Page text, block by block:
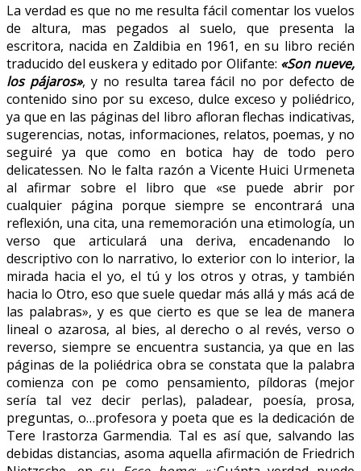
La verdad es que no me resulta fácil comentar los vuelos
de altura, mas pegados al suelo, que presenta la
escritora, nacida en Zaldibia en 1961, en su libro recién
traducido del euskera y editado por Olifante: «Son nueve,
los pájaros», y no resulta tarea fácil no por defecto de
contenido sino por su exceso, dulce exceso y poliédrico,
ya que en las páginas del libro afloran flechas indicativas,
sugerencias, notas, informaciones, relatos, poemas, y no
seguiré ya que como en botica hay de todo pero
delicatessen. No le falta razón a Vicente Huici Urmeneta
al afirmar sobre el libro que «se puede abrir por
cualquier página porque siempre se encontrará una
reflexión, una cita, una rememoración una etimología, un
verso que articulará una deriva, encadenando lo
descriptivo con lo narrativo, lo exterior con lo interior, la
mirada hacia el yo, el tú y los otros y otras, y también
hacia lo Otro, eso que suele quedar más allá y más acá de
las palabras», y es que cierto es que se lea de manera
lineal o azarosa, al bies, al derecho o al revés, verso o
reverso, siempre se encuentra sustancia, ya que en las
páginas de la poliédrica obra se constata que la palabra
comienza con pe como pensamiento, píldoras (mejor
sería tal vez decir perlas), paladear, poesía, prosa,
preguntas, o…profesora y poeta que es la dedicación de
Tere Irastorza Garmendia. Tal es así que, salvando las
debidas distancias, asoma aquella afirmación de Friedrich